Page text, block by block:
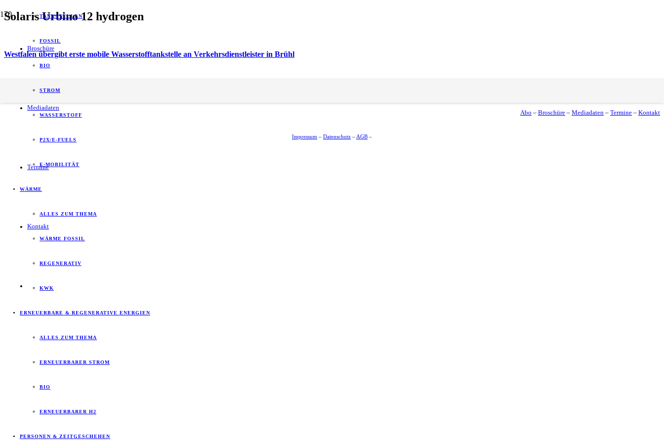
Broschüre
Mediadaten
Termine
Kontakt
TANKSTELLEN
FOSSIL
BIO
STROM
WASSERSTOFF
P2X/E-FUELS
E-MOBILITÄT
WÄRME
ALLES ZUM THEMA
WÄRME FOSSIL
REGENERATIV
KWK
ERNEUERBARE & REGENERATIVE ENERGIEN
ALLES ZUM THEMA
ERNEUERBARER STROM
BIO
ERNEUERBARER H2
PERSONEN & ZEITGESCHEHEN
Solaris Urbino 12 hydrogen
Westfalen übergibt erste mobile Wasserstofftankstelle an Verkehrsdienstleister in Brühl
Abo – Broschüre – Mediadaten – Termine – Kontakt
Impressum – Datenschutz – AGB –